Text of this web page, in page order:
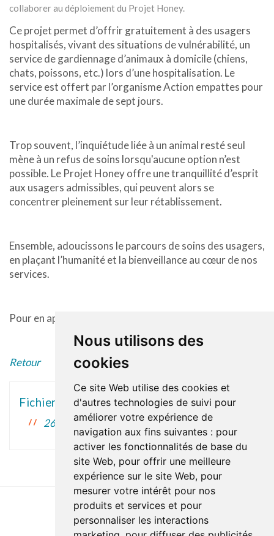
Nous utilisons des
cookies
Ce site Web utilise des cookies et
d'autres technologies de suivi pour
améliorer votre expérience de
navigation aux fins suivantes : pour
activer les fonctionnalités de base du
site Web, pour offrir une meilleure
expérience sur le site Web, pour
mesurer votre intérêt pour nos
produits et services et pour
personnaliser les interactions
collaborer au déploiement du Projet Honey.
Ce projet permet d’offrir gratuitement à des usagers
hospitalisés, vivant des situations de vulnérabilité, un
service de gardiennage d’animaux à domicile (chiens,
chats, poissons, etc.) lors d’une hospitalisation. Le
service est offert par l’organisme Action empattes pour
une durée maximale de sept jours.
Trop souvent, l’inquiétude liée à un animal resté seul
mène à un refus de soins lorsqu'aucune option n’est
possible. Le Projet Honey offre une tranquillité d’esprit
aux usagers admissibles, qui peuvent alors se
concentrer pleinement sur leur rétablissement.
Ensemble, adoucissons le parcours de soins des usagers,
en plaçant l’humanité et la bienveillance au cœur de nos
services.
Pour en apprendre plus sur le projet,
Retour
Fichiers associés
26-02-2026-projet_honey.jpg 27 Ko
Accessibilité